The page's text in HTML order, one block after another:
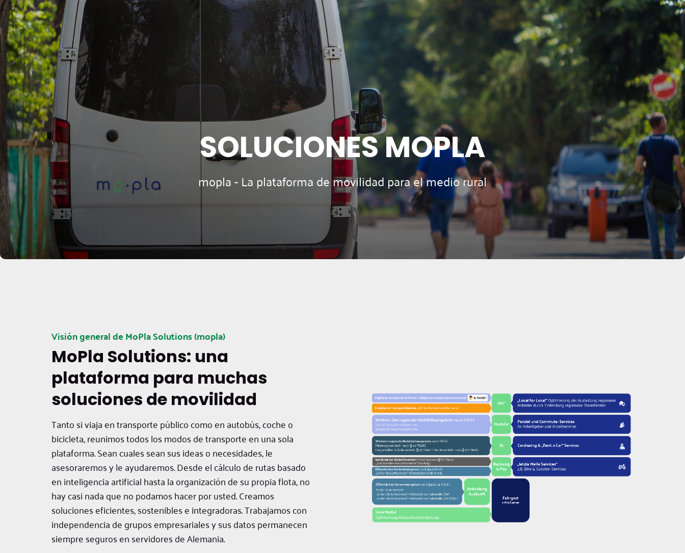
SOLUCIONES MOPLA
mopla - La plataforma de movilidad para el medio rural
Visión general de MoPla Solutions (mopla)
MoPla Solutions: una
plataforma para muchas
soluciones de movilidad
Tanto si viaja en transporte público como en autobús, coche o
bicicleta, reunimos todos los modos de transporte en una sola
plataforma. Sean cuales sean sus ideas o necesidades, le
asesoraremos y le ayudaremos. Desde el cálculo de rutas basado
en inteligencia artificial hasta la organización de su propia flota, no
hay casi nada que no podamos hacer por usted. Creamos
soluciones eficientes, sostenibles e integradoras. Trabajamos con
independencia de grupos empresariales y sus datos permanecen
siempre seguros en servidores de Alemania.